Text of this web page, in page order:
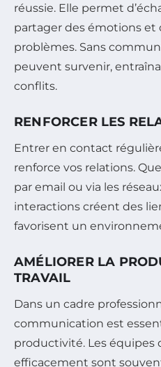
réussie. Elle permet
partager des émotions et
problèmes. Sans
peuvent survenir,
conflits.
RENFORCER LES
Entrer en contact
renforce vos relations.
par email ou via les
interactions créent des
favorisent un
AMÉLIORER LA
TRAVAIL
Dans un cadre
communication est
productivité. Les
efficacement sont